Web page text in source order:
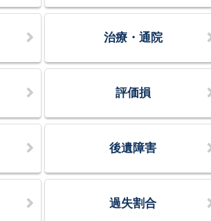
治療・通院
評価損
後遺障害
過失割合